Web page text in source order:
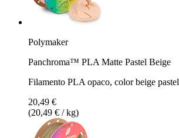
Polymaker
Panchroma™ PLA Matte Pastel Beige
Filamento PLA opaco, color beige pastel
20,49 €
(20,49 € / kg)